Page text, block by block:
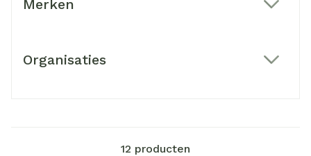
Merken
Organisaties
12 producten